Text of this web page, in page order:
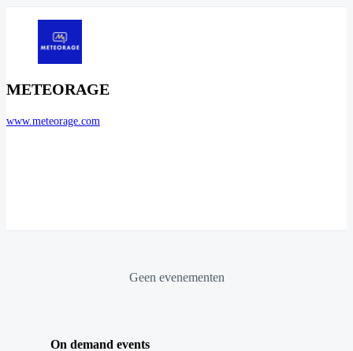
METEORAGE
www.meteorage.com
Geen evenementen
On demand events